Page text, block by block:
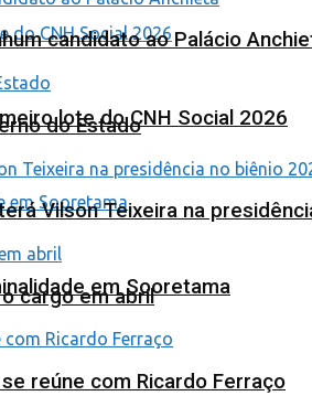
lote do CNH Social 2026
em Sooretama
candidato ao Palácio
do Estado
Vilson Teixeira na
cargo em abril
reúne com Ricardo Ferraço